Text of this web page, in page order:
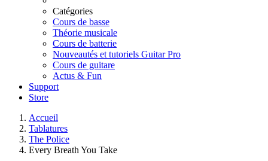
Catégories
Cours de basse
Théorie musicale
Cours de batterie
Nouveautés et tutoriels Guitar Pro
Cours de guitare
Actus & Fun
Support
Store
Accueil
Tablatures
The Police
Every Breath You Take